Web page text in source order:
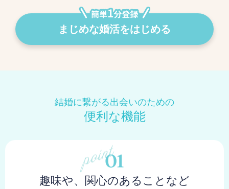
まじめな婚活をはじめる
結婚に繋がる出会いのための
便利な機能
趣味や、関心のあることなど